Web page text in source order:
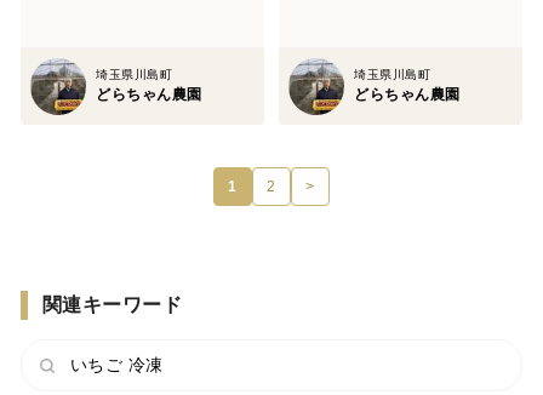
埼玉県川島町
どらちゃん農園
埼玉県川島町
どらちゃん農園
1 2 >
関連キーワード
いちご 冷凍